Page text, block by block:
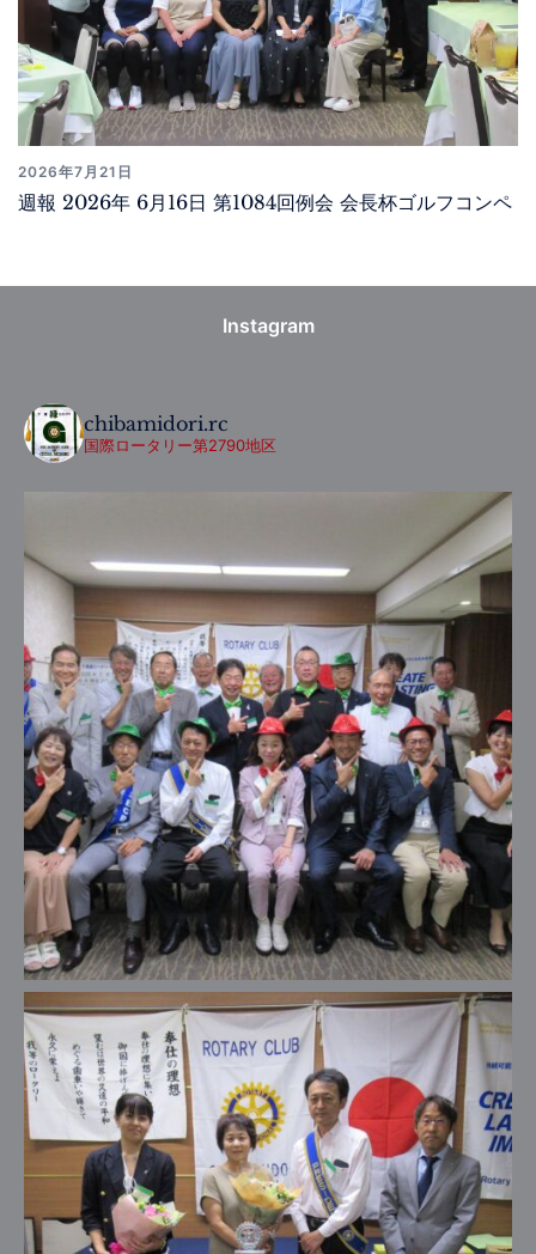
2026年7月21日
週報 2026年 6月16日 第1084回例会 会長杯ゴルフコンペ
Instagram
chibamidori.rc
国際ロータリー第2790地区